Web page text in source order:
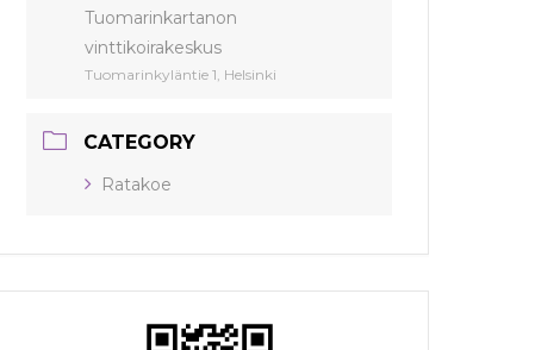
Tuomarinkartanon
vinttikoirakeskus
Tuomarinkyläntie 1, Helsinki
CATEGORY
Ratakoe